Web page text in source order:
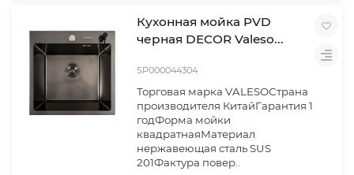
Кухонная мойка PVD
черная DECOR Valeso...
SP000044304
Торговая марка VALESOСтрана
производителя КитайГарантия 1
годФорма мойки
квадратнаяМатериал
нержавеющая сталь SUS
201Фактура повер..